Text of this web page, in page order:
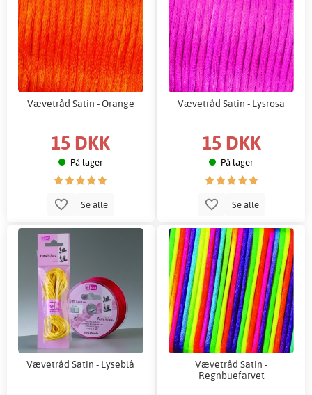
Vævetråd Satin - Orange
15 DKK
På lager
Se alle
Vævetråd Satin - Lysrosa
15 DKK
På lager
Se alle
Vævetråd Satin - Lyseblå
Vævetråd Satin -
Regnbuefarvet